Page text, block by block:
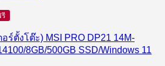
รี
ร์ตั้งโต๊ะ) MSI PRO DP21 14M-
8GB/500GB SSD/Windows 11